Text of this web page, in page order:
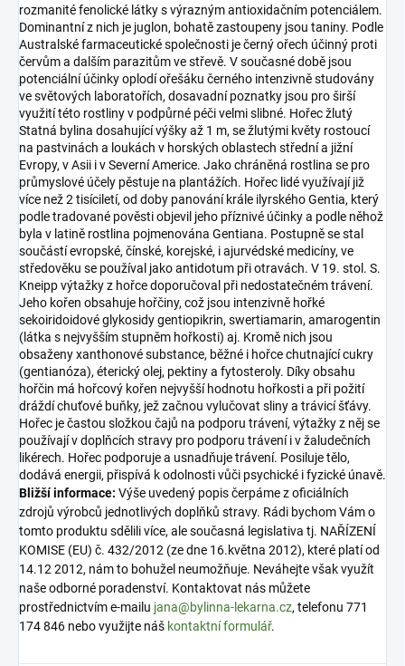
rozmanité fenolické látky s výrazným antioxidačním potenciálem.
Dominantní z nich je juglon, bohatě zastoupeny jsou taniny. Podle
Australské farmaceutické společnosti je černý ořech účinný proti
červům a dalším parazitům ve střevě. V současné době jsou
potenciální účinky oplodí ořešáku černého intenzivně studovány
ve světových laboratořích, dosavadní poznatky jsou pro širší
využití této rostliny v podpůrné péči velmi slibné. Hořec žlutý
Statná bylina dosahující výšky až 1 m, se žlutými květy rostoucí
na pastvinách a loukách v horských oblastech střední a jižní
Evropy, v Asii i v Severní Americe. Jako chráněná rostlina se pro
průmyslové účely pěstuje na plantážích. Hořec lidé využívají již
více než 2 tisíciletí, od doby panování krále ilyrského Gentia, který
podle tradované pověsti objevil jeho příznivé účinky a podle něhož
byla v latině rostlina pojmenována Gentiana. Postupně se stal
součástí evropské, čínské, korejské, i ajurvédské medicíny, ve
středověku se používal jako antidotum při otravách. V 19. stol. S.
Kneipp výtažky z hořce doporučoval při nedostatečném trávení.
Jeho kořen obsahuje hořčiny, což jsou intenzivně hořké
sekoiridoidové glykosidy gentiopikrin, swertiamarin, amarogentin
(látka s nejvyšším stupněm hořkosti) aj. Kromě nich jsou
obsaženy xanthonové substance, běžné i hořce chutnající cukry
(gentianóza), éterický olej, pektiny a fytosteroly. Díky obsahu
hořčin má hořcový kořen nejvyšší hodnotu hořkosti a při požití
dráždí chuťové buňky, jež začnou vylučovat sliny a trávicí šťávy.
Hořec je častou složkou čajů na podporu trávení, výtažky z něj se
používají v doplňcích stravy pro podporu trávení i v žaludečních
likérech. Hořec podporuje a usnadňuje trávení. Posiluje tělo,
dodává energii, přispívá k odolnosti vůči psychické i fyzické únavě.
Bližší informace: Výše uvedený popis čerpáme z oficiálních
zdrojů výrobců jednotlivých doplňků stravy. Rádi bychom Vám o
tomto produktu sdělili více, ale současná legislativa tj. NAŘÍZENÍ
KOMISE (EU) č. 432/2012 (ze dne 16.května 2012), které platí od
14.12 2012, nám to bohužel neumožňuje. Neváhejte však využít
naše odborné poradenství. Kontaktovat nás můžete
prostřednictvím e-mailu jana@bylinna-lekarna.cz, telefonu 771
174 846 nebo využijte náš kontaktní formulář.